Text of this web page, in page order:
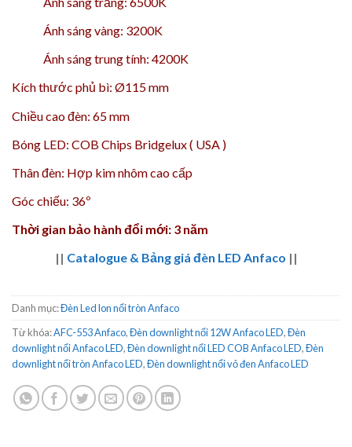
Ánh sáng vàng: 3200K
Ánh sáng trung tính: 4200K
Kích thước phủ bì: Ø115 mm
Chiều cao đèn: 65 mm
Bóng LED: COB Chips Bridgelux ( USA )
Thân đèn: Hợp kim nhôm cao cấp
Góc chiếu: 36º
Thời gian bảo hành đổi mới: 3 năm
|| Catalogue & Bảng giá đèn LED Anfaco ||
Danh mục:Đèn Led lon nổi tròn Anfaco
Từ khóa:AFC-553 Anfaco,Đèn downlight nổi 12W Anfaco LED,Đèn
downlight nổi Anfaco LED,Đèn downlight nổi LED COB Anfaco LED,Đèn
downlight nổi tròn Anfaco LED,Đèn downlight nổi vỏ đen Anfaco LED